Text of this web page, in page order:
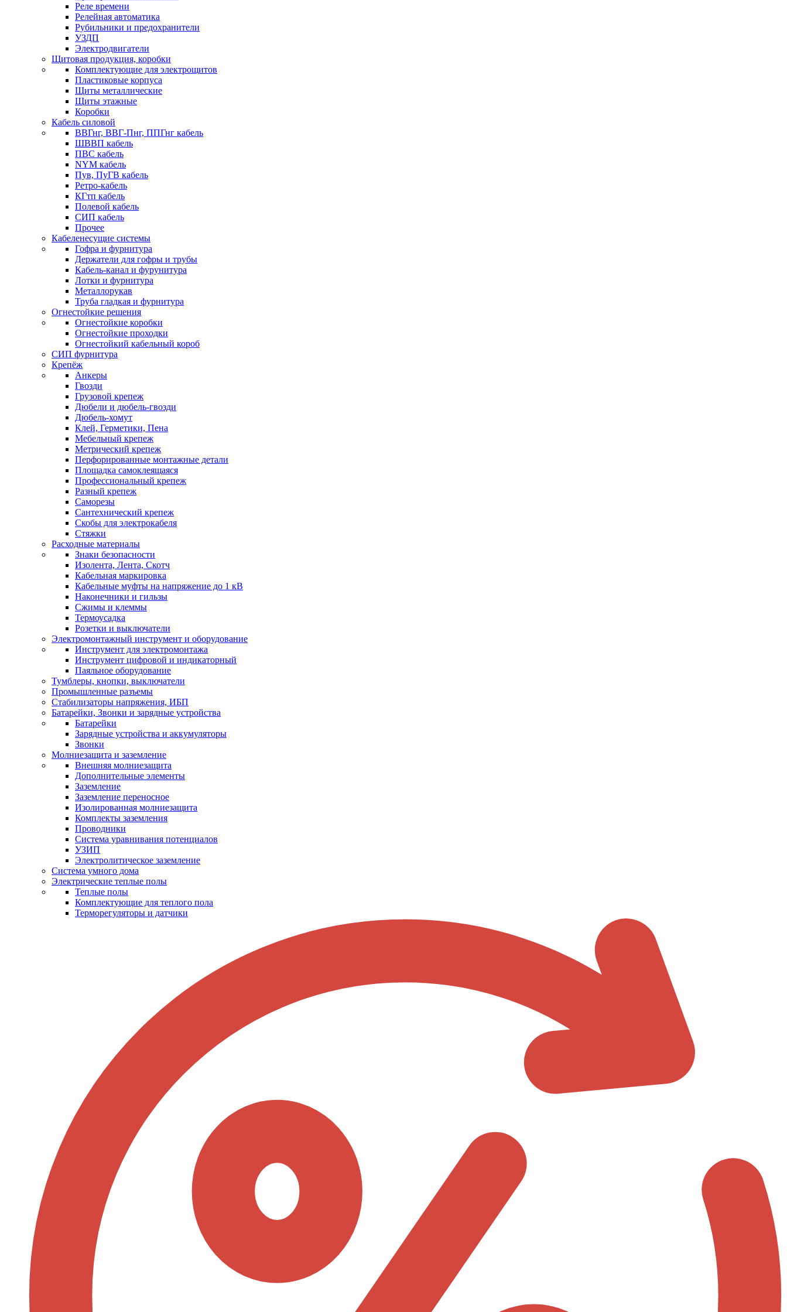
Реле времени
Релейная автоматика
Рубильники и предохранители
УЗДП
Электродвигатели
Щитовая продукция, коробки
Комплектующие для электрощитов
Пластиковые корпуса
Щиты металлические
Щиты этажные
Коробки
Кабель силовой
ВВГнг, ВВГ-Пнг, ППГнг кабель
ШВВП кабель
ПВС кабель
NYM кабель
Пув, ПуГВ кабель
Ретро-кабель
КГтп кабель
Полевой кабель
СИП кабель
Прочее
Кабеленесущие системы
Гофра и фурнитура
Держатели для гофры и трубы
Кабель-канал и фурунитура
Лотки и фурнитура
Металлорукав
Труба гладкая и фурнитура
Огнестойкие решения
Огнестойкие коробки
Огнестойкие проходки
Огнестойкий кабельный короб
СИП фурнитура
Крепёж
Анкеры
Гвозди
Грузовой крепеж
Дюбели и дюбель-гвозди
Дюбель-хомут
Клей, Герметики, Пена
Мебельный крепеж
Метрический крепеж
Перфорированные монтажные детали
Площадка самоклеящаяся
Профессиональный крепеж
Разный крепеж
Саморезы
Сантехнический крепеж
Скобы для электрокабеля
Стяжки
Расходные материалы
Знаки безопасности
Изолента, Лента, Скотч
Кабельная маркировка
Кабельные муфты на напряжение до 1 кВ
Наконечники и гильзы
Сжимы и клеммы
Термоусадка
Розетки и выключатели
Электромонтажный инструмент и оборудование
Инструмент для электромонтажа
Инструмент цифровой и индикаторный
Паяльное оборудование
Тумблеры, кнопки, выключатели
Промышленные разъемы
Стабилизаторы напряжения, ИБП
Батарейки, Звонки и зарядные устройства
Батарейки
Зарядные устройства и аккумуляторы
Звонки
Молниезащита и заземление
Внешняя молниезащита
Дополнительные элементы
Заземление
Заземление переносное
Изолированная молниезащита
Комплекты заземления
Проводники
Система уравнивания потенциалов
УЗИП
Электролитическое заземление
Система умного дома
Электрические теплые полы
Теплые полы
Комплектующие для теплого пола
Терморегуляторы и датчики